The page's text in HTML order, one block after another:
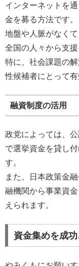
インターネットを
金を募る方法です。
地盤や人脈がなく
全国の人々から支
特に、社会課題の
性候補者にとって
融資制度の活用
政党によっては、
で選挙資金を貸し
す。
また、日本政策金
融機関から事業資
えられます。
資金集めを成